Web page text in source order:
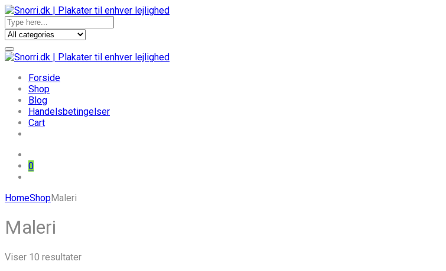
Forside
Shop
Blog
Handelsbetingelser
Cart
0
Skip
content
HomeShopMaleri
Maleri
Viser 10 resultaterSorteret